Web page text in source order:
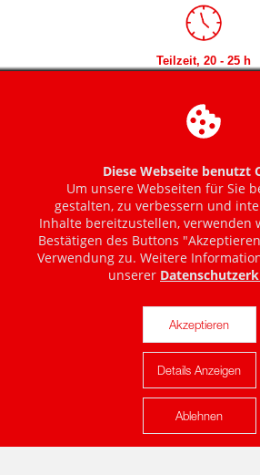
Karte anzeigen
Diese Webseite benutzt
Um unsere Webseiten für Sie
gestalten, zu verbessern und
Inhalte bereitzustellen, verwenden
Bestätigen des Buttons
Verwendung zu. Weitere
unserer
Akzeptieren
Details Anzeigen
Ablehnen